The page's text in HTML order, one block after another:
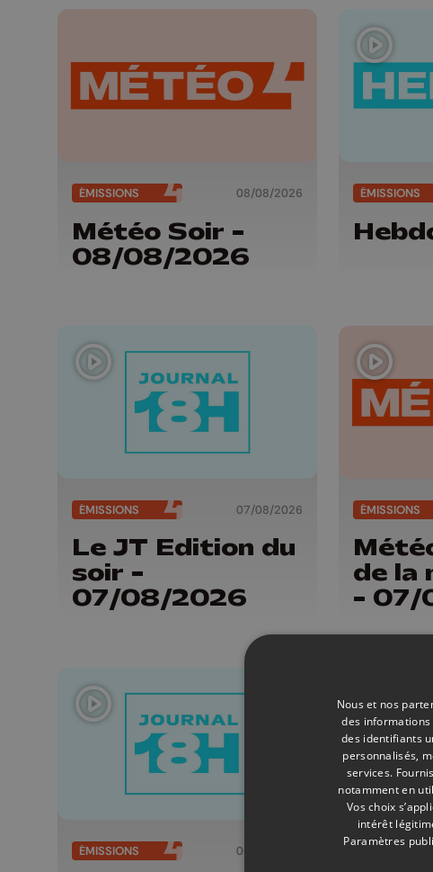
ÉMISSIONS 08/08/2026
Météo Soir -
08/08/2026
ÉMISSIONS
ÉMISSIONS 07/08/2026
Le JT Edition du
soir -
07/08/2026
ÉMISSIONS
de la
- 07/
ÉMISSIONS 06/08/2026 ÉMISSIONS
Nous et nos
des
des identifiants
personnalisés,
services.
notamment en
Vos choix
intérêt
Paramètres